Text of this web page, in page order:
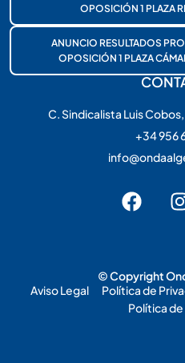
OPOSICIÓN 1 PLAZA
ANUNCIO RESULTADOS
OPOSICIÓN 1 PLAZA
C. Sindicalista Luis
+34 956
© Copyright
Aviso Legal
Política de
Política